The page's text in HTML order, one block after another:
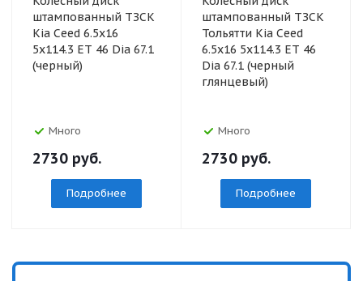
штампованный ТЗСК
Kia Ceed 6.5x16
5x114.3 ET 46 Dia 67.1
(черный)
Много
2730 руб.
Подробнее
штампованный ТЗСК
Тольятти Kia Ceed
6.5x16 5x114.3 ET 46
Dia 67.1 (черный
глянцевый)
Много
2730 руб.
Подробнее